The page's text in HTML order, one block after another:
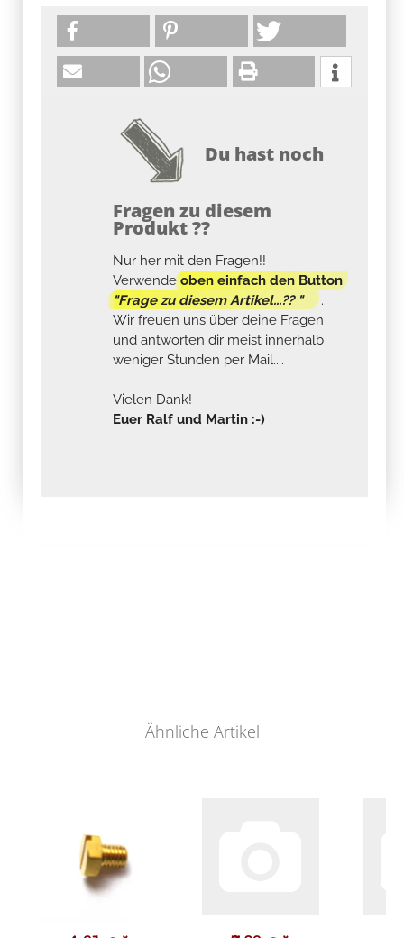
Du hast noch
Fragen zu diesem
Produkt ??
Nur her mit den Fragen!!
Verwendeoben einfach den Button
"Frage zu diesem Artikel...?? "
.
Wir freuen uns über deine Fragen
und antworten dir meist innerhalb
weniger Stunden per Mail....
Vielen Dank!
Euer Ralf und Martin :-)
Ähnliche Artikel